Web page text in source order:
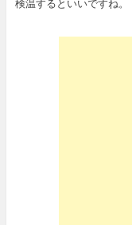
検温するといいですね。